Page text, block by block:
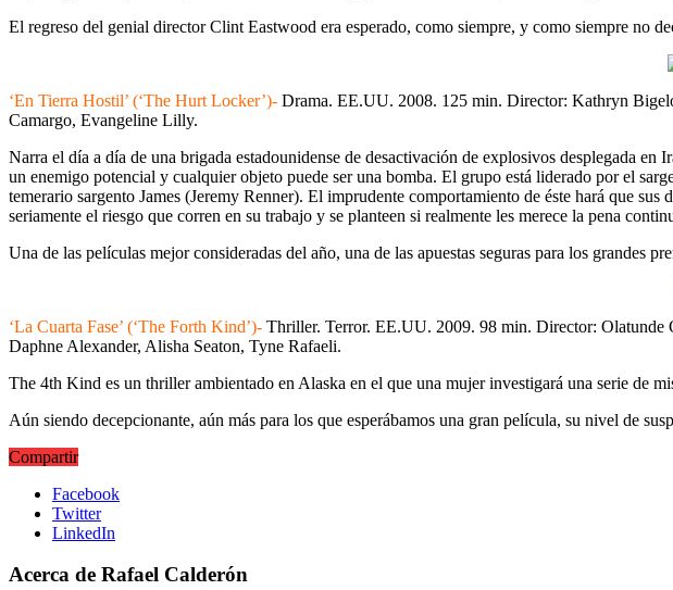
El regreso del genial director Clint Eastwood era esperado, como siempre, y como siempre no
‘En Tierra Hostil’ (‘The Hurt Locker’)- Drama. EE.UU. 2008. 125 min. Director: Kathryn
Camargo, Evangeline Lilly.
Narra el día a día de una brigada estadounidense de desactivación de explosivos desplegada
un enemigo potencial y cualquier objeto puede ser una bomba. El grupo está liderado por el
temerario sargento James (Jeremy Renner). El imprudente comportamiento de éste hará que
seriamente el riesgo que corren en su trabajo y se planteen si realmente les merece la pena
Una de las películas mejor consideradas del año, una de las apuestas seguras para los grandes
‘La Cuarta Fase’ (‘The Forth Kind’)- Thriller. Terror. EE.UU. 2009. 98 min. Director:
Daphne Alexander, Alisha Seaton, Tyne Rafaeli.
The 4th Kind es un thriller ambientado en Alaska en el que una mujer investigará una serie de
Aún siendo decepcionante, aún más para los que esperábamos una gran película, su nivel de
Compartir
Facebook
Twitter
LinkedIn
Acerca de Rafael Calderón